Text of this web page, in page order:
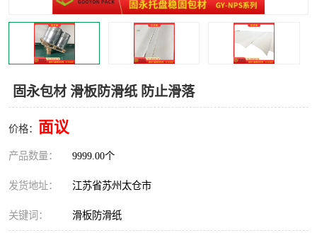
固永包材 滑板防滑纸 防止滑落
价格： 面议
产品数量： 9999.00个
发货地址： 江苏省苏州太仓市
关键词： 滑板防滑纸